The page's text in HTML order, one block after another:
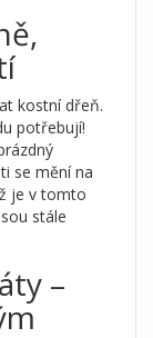
kostní dřeň.
potřebují!
se mění na
je v tomto
stále
–